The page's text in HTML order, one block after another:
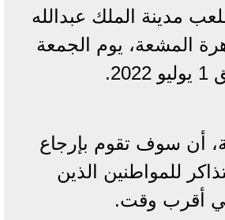
مدينة الملك عبدالله
المشعة، يوم الجمعة
أن سوف تقوم بإرجاع
للمواطنين الذين
أقرب وقت.